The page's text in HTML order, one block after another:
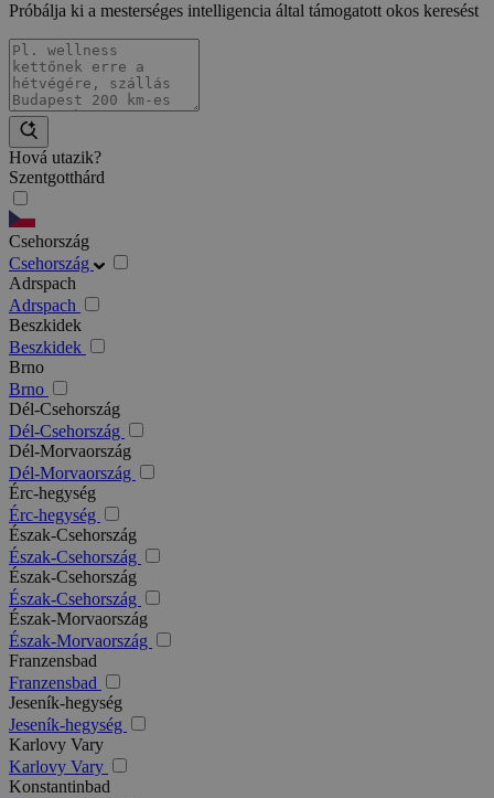
Próbálja ki a mesterséges intelligencia által támogatott okos keresést
Hová utazik?
Szentgotthárd
Csehország
Csehország
Adrspach
Adrspach
Beszkidek
Beszkidek
Brno
Brno
Dél-Csehország
Dél-Csehország
Dél-Morvaország
Dél-Morvaország
Érc-hegység
Érc-hegység
Észak-Csehország
Észak-Csehország
Észak-Csehország
Észak-Csehország
Észak-Morvaország
Észak-Morvaország
Franzensbad
Franzensbad
Jeseník-hegység
Jeseník-hegység
Karlovy Vary
Karlovy Vary
Konstantinbad